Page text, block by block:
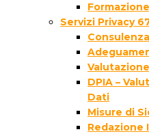
Servizi Privacy
DPIA –
Dati
Misure di
Redazione